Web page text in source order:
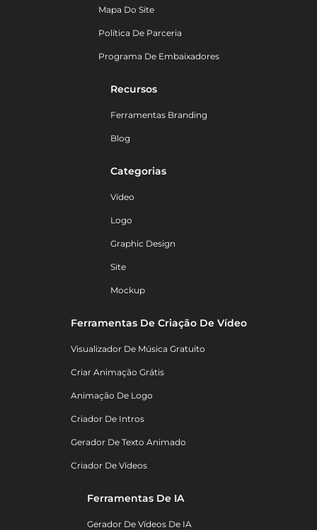
Mapa Do Site
Política De Parceria
Programa De Embaixadores
Recursos
Ferramentas Branding
Blog
Categorias
Vídeo
Logo
Graphic Design
Site
Mockup
Ferramentas De Criação De Vídeo
Visualizador De Música Gratuito
Criar Animação Grátis
Animação De Logo
Criador De Intros
Gerador De Texto Animado
Criador De Vídeos
Ferramentas De IA
Gerador De Vídeos De IA